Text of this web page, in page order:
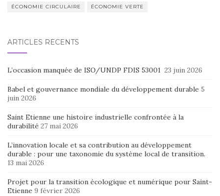
ÉCONOMIE CIRCULAIRE ÉCONOMIE VERTE
ARTICLES RÉCENTS
L’occasion manquée de ISO/UNDP FDIS 53001 23 juin 2026
Babel et gouvernance mondiale du développement durable 5
juin 2026
Saint Etienne une histoire industrielle confrontée à la
durabilité 27 mai 2026
L’innovation locale et sa contribution au développement
durable : pour une taxonomie du système local de transition.
13 mai 2026
Projet pour la transition écologique et numérique pour Saint-
Etienne 9 février 2026